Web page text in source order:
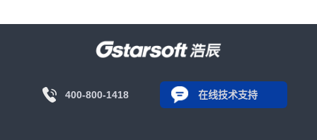
400-800-1418 在线技术支持